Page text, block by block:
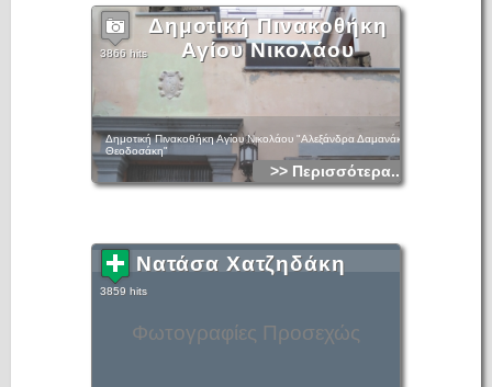
Δημοτική Πινακοθήκη
Αγίου Νικολάου
3866 hits
Δημοτική Πινακοθήκη Αγίου Νικολάου "Αλεξάνδρα Δαμανάκη
Θεοδοσάκη"
>> Περισσότερα...
Φωτογραφίες Προσεχώς
Νατάσα Χατζηδάκη
3859 hits